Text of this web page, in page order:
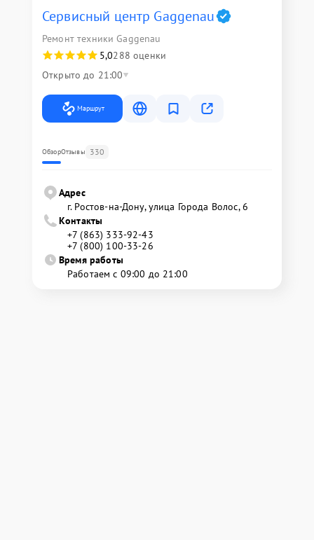
Сервисный центр Gaggenau
Ремонт техники Gaggenau
5,0288 оценки
Открыто до 21:00
Маршрут
ОбзорОтзывы 330
Адрес
г. Ростов-на-Дону, улица Города Волос, 6
Контакты
+7 (863) 333-92-43
+7 (800) 100-33-26
Время работы
Работаем с 09:00 до 21:00